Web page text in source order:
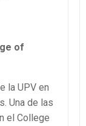
of
la UPV en
Una de las
el College